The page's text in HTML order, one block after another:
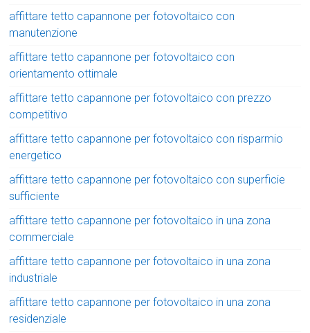
affittare tetto capannone per fotovoltaico con
manutenzione
affittare tetto capannone per fotovoltaico con
orientamento ottimale
affittare tetto capannone per fotovoltaico con prezzo
competitivo
affittare tetto capannone per fotovoltaico con risparmio
energetico
affittare tetto capannone per fotovoltaico con superficie
sufficiente
affittare tetto capannone per fotovoltaico in una zona
commerciale
affittare tetto capannone per fotovoltaico in una zona
industriale
affittare tetto capannone per fotovoltaico in una zona
residenziale